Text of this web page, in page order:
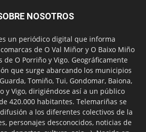
NOSOTROS
un periódico digital que informa
de O Val Miñor y O Baixo Miño
de O Porriño y Vigo. Geográficamente
que surge abarcando los municipios
Tomiño, Tui, Gondomar, Baiona,
y Vigo, dirigiéndose así a un público
420.000 habitantes. Telemariñas se
a los diferentes colectivos de la
personajes desconocidos, noticias de